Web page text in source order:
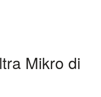
Mikro di